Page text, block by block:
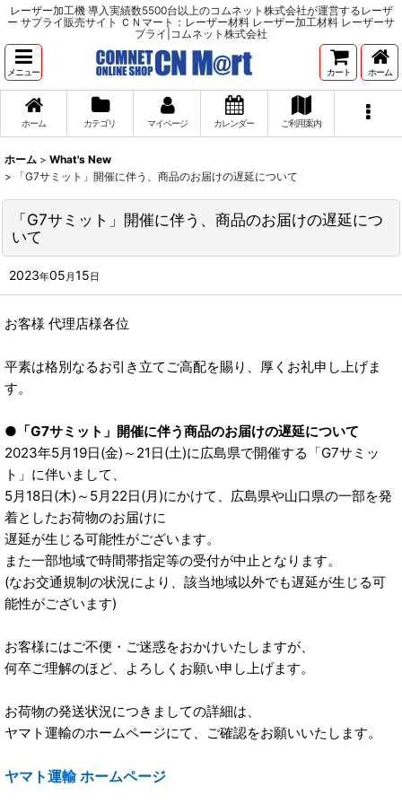
レーザー加工機 導入実績数5500台以上のコムネット株式会社が運営するレーザ
ー サプライ販売サイト ＣＮマート：レーザー材料 レーザー加工材料 レーザーサ
プライ|コムネット株式会社
メニュー カート ホーム
ホーム カテゴリ マイページ カレンダー ご利用案内
ホーム > What's New
>
「G7サミット」開催に伴う、商品のお届けの遅延について
「G7サミット」開催に伴う、商品のお届けの遅延につ
いて
2023年05 月15日
お客様 代理店様各位
平素は格別なるお引き立てご高配を賜り、厚くお礼申し上げま
す。
●「G7サミット」開催に伴う商品のお届けの遅延について
2023年5月19日(金)～21日(土)に広島県で開催する「G7サミッ
ト」に伴いまして、
5月18日(木)～5月22日(月)にかけて、広島県や山口県の一部を発
着としたお荷物のお届けに
遅延が生じる可能性がございます。
また一部地域で時間帯指定等の受付が中止となります。
(なお交通規制の状況により、該当地域以外でも遅延が生じる可
能性がございます)
お客様にはご不便・ご迷惑をおかけいたしますが、
何卒ご理解のほど、よろしくお願い申し上げます。
お荷物の発送状況につきましての詳細は、
ヤマト運輸のホームページにて、ご確認をお願いいたします。
ヤマト運輸 ホームページ